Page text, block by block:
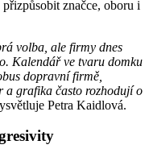
značce, oboru i
volba, ale firmy dnes
Kalendář ve tvaru domku
dopravní firmě,
a grafika často rozhodují o
Petra Kaidlová.